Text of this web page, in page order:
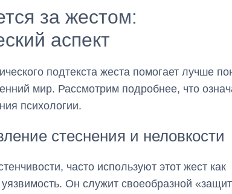
за жестом:
аспект
подтекста жеста помогает лучше
мир. Рассмотрим подробнее, что
психологии.
стеснения и неловкости
часто используют этот жест как
Он служит своеобразной